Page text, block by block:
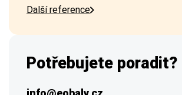
Další reference
Potřebujete poradit?